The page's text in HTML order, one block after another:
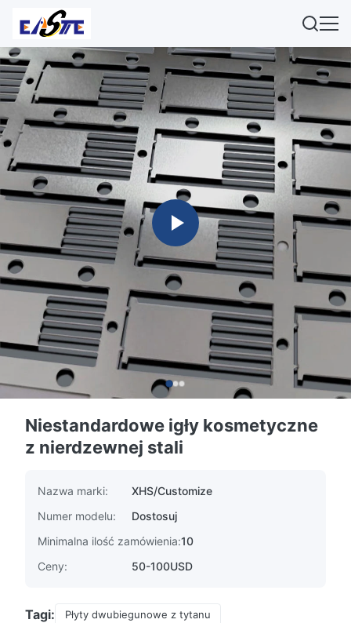
Niestandardowe igły kosmetyczne
z nierdzewnej stali
Nazwa marki:
XHS/Customize
Numer modelu:
Dostosuj
Minimalna ilość zamówienia:10
Ceny:
50-100USD
Tagi:
Płyty dwubiegunowe z tytanu